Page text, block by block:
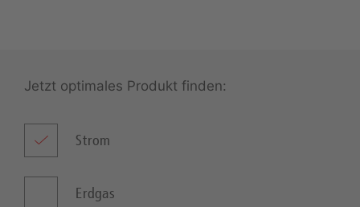
Jetzt optimales Produkt finden:
Strom
Erdgas